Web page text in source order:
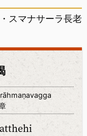
スマナサーラ長老